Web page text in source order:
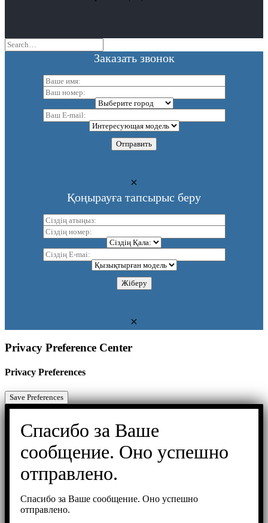
Заказать звонок
Қоңырауға тапсырыс беру
Privacy Preference Center
Privacy Preferences
Спасибо за Ваше
сообщение. Оно успешно
отправлено.
Спасибо за Ваше сообщение. Оно успешно
отправлено.